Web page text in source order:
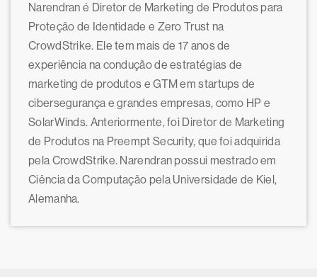
Narendran é Diretor de Marketing de Produtos para
Proteção de Identidade e Zero Trust na
CrowdStrike. Ele tem mais de 17 anos de
experiência na condução de estratégias de
marketing de produtos e GTM em startups de
cibersegurança e grandes empresas, como HP e
SolarWinds. Anteriormente, foi Diretor de Marketing
de Produtos na Preempt Security, que foi adquirida
pela CrowdStrike. Narendran possui mestrado em
Ciência da Computação pela Universidade de Kiel,
Alemanha.